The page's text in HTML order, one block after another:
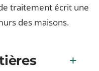
traitement écrit une
des maisons.